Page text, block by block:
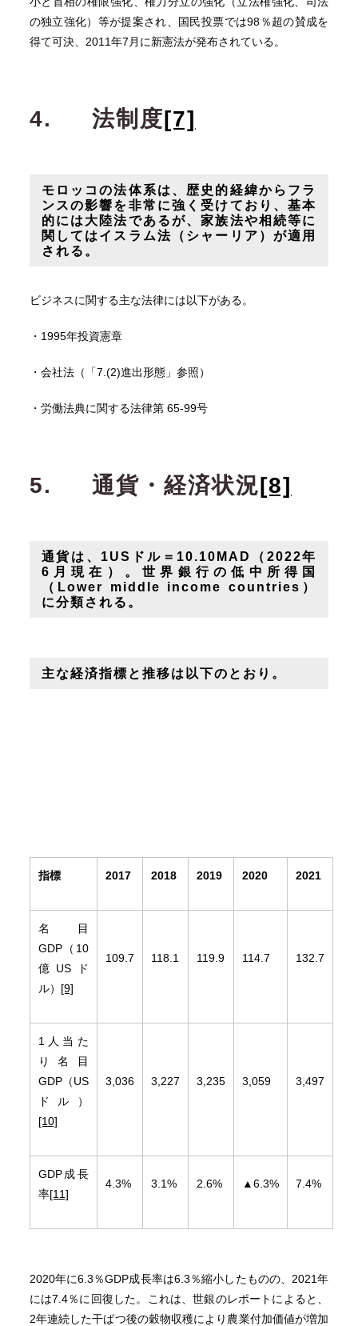
の独立強化）等が提案され、国民投票では98％超の賛成を
得て可決、2011年7月に新憲法が発布されている。
4. 法制度[7]
モロッコの法体系は、歴史的経緯からフラ
ンスの影響を非常に強く受けており、基本
的には大陸法であるが、家族法や相続等に
関してはイスラム法（シャーリア）が適用
される。
ビジネスに関する主な法律には以下がある。
・1995年投資憲章
・会社法（「7.(2)進出形態」参照）
・労働法典に関する法律第 65-99号
5. 通貨・経済状況[8]
通貨は、1USドル＝10.10MAD（2022年
6月現在）。世界銀行の低中所得国
（Lower middle income countries）
に分類される。
主な経済指標と推移は以下のとおり。
指標 2017 2018 2019 2020 2021
名目
GDP（10
億USド
ル） [9]
109.7 118.1 119.9 114.7 132.7
1人当た
り名目
GDP（US
ドル）
[10]
3,036 3,227 3,235 3,059 3,497
GDP成長
率[11]
4.3% 3.1% 2.6% ▲6.3% 7.4%
2020年に6.3％GDP成長率は6.3％縮小したものの、2021年
には7.4％に回復した。これは、世銀のレポートによると、
2年連続した干ばつ後の穀物収穫により農業付加価値が増加